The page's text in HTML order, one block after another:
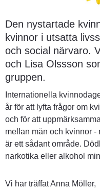
Den nystartade
kvinnor i utsatta
och social närvaro.
och Lisa Olssson
gruppen.
Internationella
år för att lyfta frågor om
och för att
mellan män och kvinnor
är ett sådant område.
narkotika eller alkohol
Vi har träffat Anna Möller,